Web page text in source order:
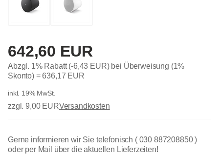
642,60 EUR
Abzgl. 1% Rabatt (-6,43 EUR) bei Überweisung (1%
Skonto) =636,17 EUR
inkl. 19% MwSt.
zzgl. 9,00 EURVersandkosten
Gerne informieren wir Sie telefonisch ( 030 887208850 )
oder per Mail über die aktuellen Lieferzeiten!